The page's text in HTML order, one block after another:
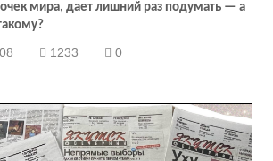
мира, дает лишний раз подумать — а
1233 0